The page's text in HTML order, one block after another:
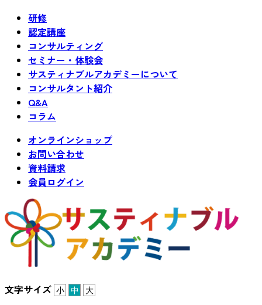
研修
認定講座
コンサルティング
セミナー・体験会
サスティナブルアカデミーについて
コンサルタント紹介
Q&A
コラム
オンラインショップ
お問い合わせ
資料請求
会員ログイン
文字サイズ 小 中 大